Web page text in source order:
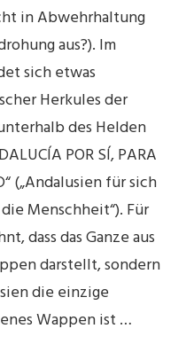
in Abwehrhaltung
aus?). Im
sich etwas
Herkules der
des Helden
POR SÍ, PARA
(„Andalusien für sich
Menschheit“). Für
dass das Ganze aus
darstellt, sondern
die einzige
Wappen ist …